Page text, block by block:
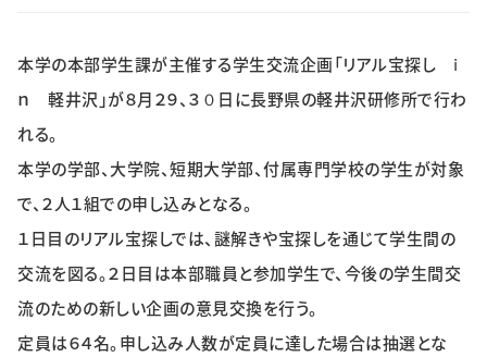
付属校
スポーツ
校友
学生社会
特集・企画
イベント
本学の本部学生課が主催する学生交流企画「リアル宝探し ⅰ
ｎ 軽井沢」が８月２９、３０日に長野県の軽井沢研修所で行わ
れる。
本学の学部、大学院、短期大学部、付属専門学校の学生が対象
で、２人１組での申し込みとなる。
１日目のリアル宝探しでは、謎解きや宝探しを通じて学生間の
交流を図る。２日目は本部職員と参加学生で、今後の学生間交
流のための新しい企画の意見交換を行う。
定員は６４名。申し込み人数が定員に達した場合は抽選とな